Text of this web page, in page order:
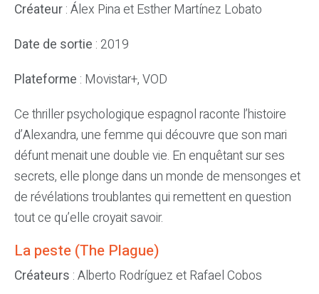
Créateur : Álex Pina et Esther Martínez Lobato
Date de sortie : 2019
Plateforme : Movistar+, VOD
Ce thriller psychologique espagnol raconte l’histoire
d’Alexandra, une femme qui découvre que son mari
défunt menait une double vie. En enquêtant sur ses
secrets, elle plonge dans un monde de mensonges et
de révélations troublantes qui remettent en question
tout ce qu’elle croyait savoir.
La peste (The Plague)
Créateurs : Alberto Rodríguez et Rafael Cobos